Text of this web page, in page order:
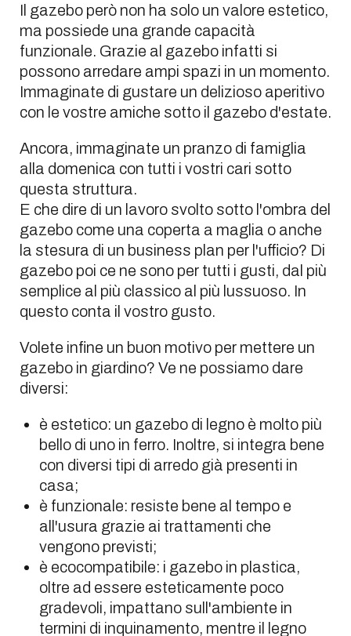
Il gazebo però non ha solo un valore estetico,
ma possiede una grande capacità
funzionale. Grazie al gazebo infatti si
possono arredare ampi spazi in un momento.
Immaginate di gustare un delizioso aperitivo
con le vostre amiche sotto il gazebo d'estate.
Ancora, immaginate un pranzo di famiglia
alla domenica con tutti i vostri cari sotto
questa struttura.
E che dire di un lavoro svolto sotto l'ombra del
gazebo come una coperta a maglia o anche
la stesura di un business plan per l'ufficio? Di
gazebo poi ce ne sono per tutti i gusti, dal più
semplice al più classico al più lussuoso. In
questo conta il vostro gusto.
Volete infine un buon motivo per mettere un
gazebo in giardino? Ve ne possiamo dare
diversi:
è estetico: un gazebo di legno è molto più
bello di uno in ferro. Inoltre, si integra bene
con diversi tipi di arredo già presenti in
casa;
è funzionale: resiste bene al tempo e
all'usura grazie ai trattamenti che
vengono previsti;
è ecocompatibile: i gazebo in plastica,
oltre ad essere esteticamente poco
gradevoli, impattano sull'ambiente in
termini di inquinamento, mentre il legno